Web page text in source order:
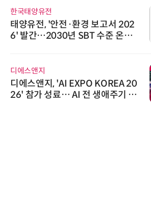
한국태양유전
태양유전, '안전·환경 보고서 202
6' 발간…2030년 SBT 수준 온실
디에스앤지
디에스앤지, 'AI EXPO KOREA 20
26' 참가 성료… AI 전 생애주기 아